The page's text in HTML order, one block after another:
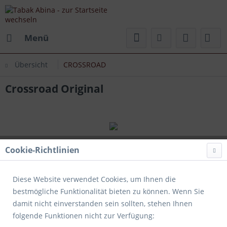
Menü
Übersicht CROSSROAD
Crossroad Original
Cookie-Richtlinien
Diese Website verwendet Cookies, um Ihnen die
bestmögliche Funktionalität bieten zu können. Wenn Sie
damit nicht einverstanden sein sollten, stehen Ihnen
folgende Funktionen nicht zur Verfügung: